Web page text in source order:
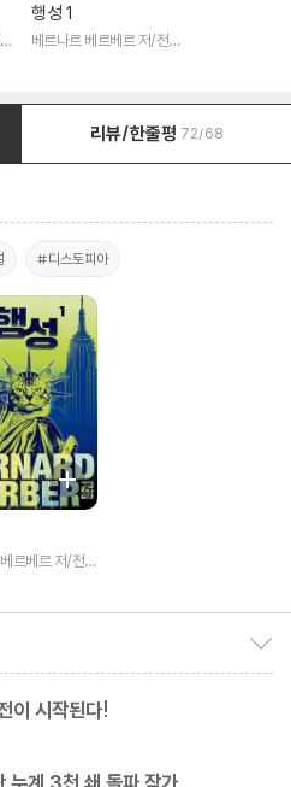
행성 1
베르나르 베르베르 저/전미
리뷰/한줄평 72/68
#디스토피아
르베르 저/전미
이 시작된다!
누계 3천 쇄 돌파 작가